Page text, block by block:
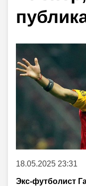
18.05.2025 23:31
Экс-футболист